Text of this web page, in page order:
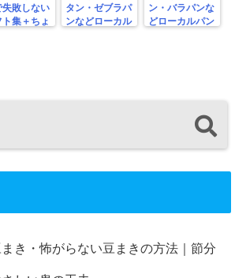
失敗しない
ト集＋ちょ
タン・ゼブラパ
ンなどローカル
ン・バラパンな
どローカルパン
き・怖がらない豆まきの方法｜節分